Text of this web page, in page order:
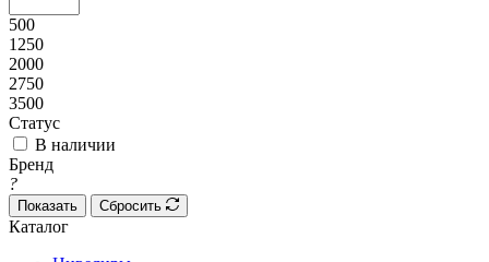
500
1250
2000
2750
3500
Статус
В наличии
Бренд
?
Показать Сбросить
Каталог